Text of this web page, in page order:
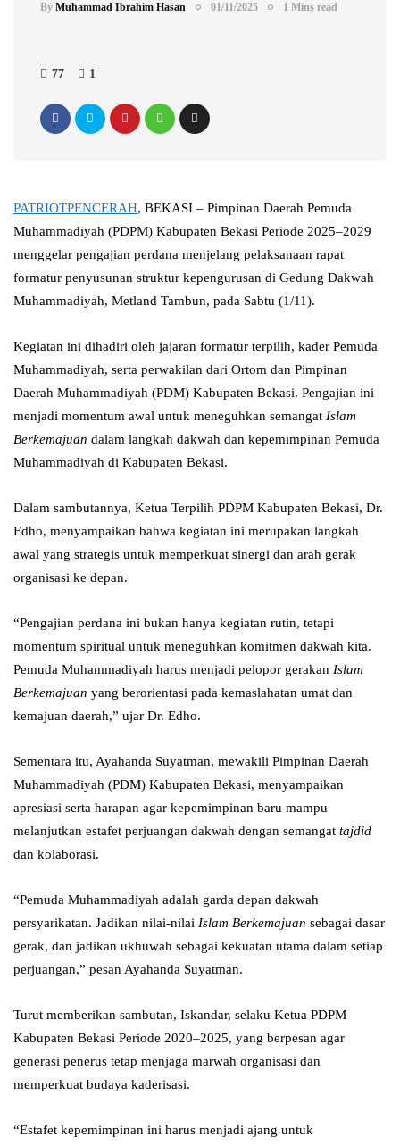
By Muhammad Ibrahim Hasan 01/11/2025 1 Mins read
77 1
PATRIOTPENCERAH, BEKASI – Pimpinan Daerah Pemuda
Muhammadiyah (PDPM) Kabupaten Bekasi Periode 2025–2029
menggelar pengajian perdana menjelang pelaksanaan rapat
formatur penyusunan struktur kepengurusan di Gedung Dakwah
Muhammadiyah, Metland Tambun, pada Sabtu (1/11).
Kegiatan ini dihadiri oleh jajaran formatur terpilih, kader Pemuda
Muhammadiyah, serta perwakilan dari Ortom dan Pimpinan
Daerah Muhammadiyah (PDM) Kabupaten Bekasi. Pengajian ini
menjadi momentum awal untuk meneguhkan semangat Islam
Berkemajuan dalam langkah dakwah dan kepemimpinan Pemuda
Muhammadiyah di Kabupaten Bekasi.
Dalam sambutannya, Ketua Terpilih PDPM Kabupaten Bekasi, Dr.
Edho, menyampaikan bahwa kegiatan ini merupakan langkah
awal yang strategis untuk memperkuat sinergi dan arah gerak
organisasi ke depan.
“Pengajian perdana ini bukan hanya kegiatan rutin, tetapi
momentum spiritual untuk meneguhkan komitmen dakwah kita.
Pemuda Muhammadiyah harus menjadi pelopor gerakan Islam
Berkemajuan yang berorientasi pada kemaslahatan umat dan
kemajuan daerah,” ujar Dr. Edho.
Sementara itu, Ayahanda Suyatman, mewakili Pimpinan Daerah
Muhammadiyah (PDM) Kabupaten Bekasi, menyampaikan
apresiasi serta harapan agar kepemimpinan baru mampu
melanjutkan estafet perjuangan dakwah dengan semangat tajdid
dan kolaborasi.
“Pemuda Muhammadiyah adalah garda depan dakwah
persyarikatan. Jadikan nilai-nilai Islam Berkemajuan sebagai dasar
gerak, dan jadikan ukhuwah sebagai kekuatan utama dalam setiap
perjuangan,” pesan Ayahanda Suyatman.
Turut memberikan sambutan, Iskandar, selaku Ketua PDPM
Kabupaten Bekasi Periode 2020–2025, yang berpesan agar
generasi penerus tetap menjaga marwah organisasi dan
memperkuat budaya kaderisasi.
“Estafet kepemimpinan ini harus menjadi ajang untuk